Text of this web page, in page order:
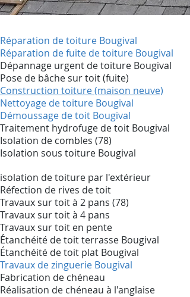
Réparation de toiture Bougival
Réparation de fuite de toiture Bougival
Dépannage urgent de toiture Bougival
Pose de bâche sur toit (fuite)
Construction toiture (maison neuve)
Nettoyage de toiture Bougival
Démoussage de toit Bougival
Traitement hydrofuge de toit Bougival
Isolation de combles (78)
Isolation sous toiture Bougival
isolation de toiture par l'extérieur
Réfection de rives de toit
Travaux sur toit à 2 pans (78)
Travaux sur toit à 4 pans
Travaux sur toit en pente
Étanchéité de toit terrasse Bougival
Étanchéité de toit plat Bougival
Travaux de zinguerie Bougival
Fabrication de chéneau
Réalisation de chéneau à l'anglaise